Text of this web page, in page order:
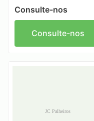
Consulte-nos
Consulte-nos